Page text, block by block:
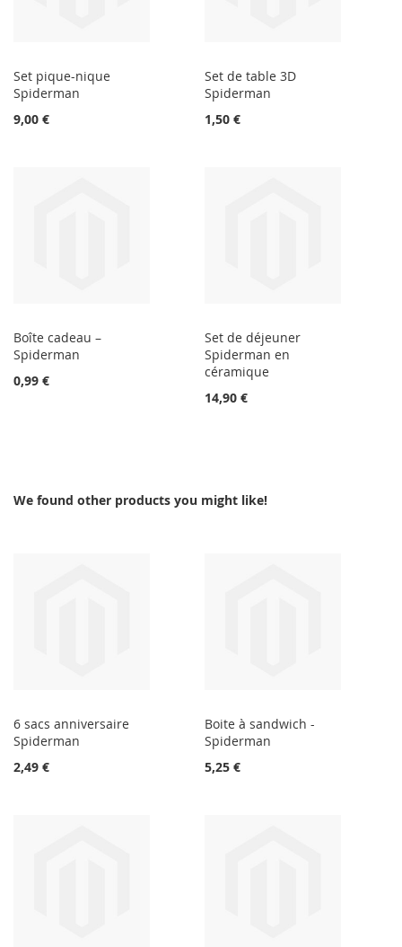
Set pique-nique
Spiderman
9,00 €
Set de table 3D
Spiderman
1,50 €
Boîte cadeau –
Spiderman
0,99 €
Set de déjeuner
Spiderman en
céramique
14,90 €
We found other products you might like!
6 sacs anniversaire
Spiderman
2,49 €
Boite à sandwich -
Spiderman
5,25 €